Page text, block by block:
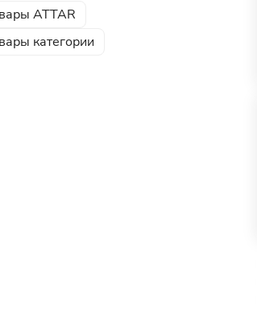
ATTAR
категории